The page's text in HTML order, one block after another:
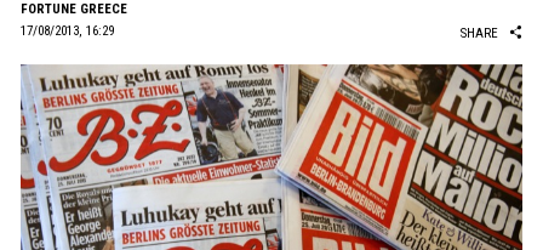
FORTUNE GREECE
17/08/2013, 16:29
SHARE